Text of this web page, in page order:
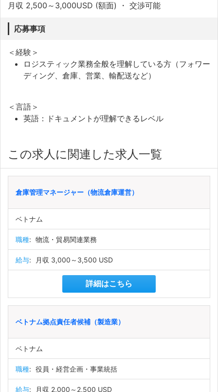
月収 2,500～3,000USD (額面) ・ 交渉可能
応募事項
＜経験＞
ロジスティック業務全般を理解している方（フォワー
ディング、倉庫、営業、輸配送など）
＜言語＞
英語：ドキュメントが理解できるレベル
この求人に関連した求人一覧
倉庫管理マネージャー（物流倉庫運営）
ベトナム
職種: 物流・貿易関連業務
給与: 月収 3,000～3,500 USD
詳細はこちら
ベトナム拠点責任者候補（製造業）
ベトナム
職種: 役員・経営企画・事業統括
給与: 月収 2,000～2,500 USD